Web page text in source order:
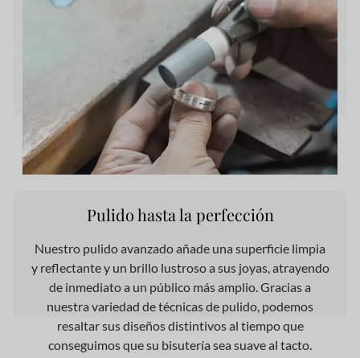
Pulido hasta la perfección
Nuestro pulido avanzado añade una superficie limpia
y reflectante y un brillo lustroso a sus joyas, atrayendo
de inmediato a un público más amplio. Gracias a
nuestra variedad de técnicas de pulido, podemos
resaltar sus diseños distintivos al tiempo que
conseguimos que su bisutería sea suave al tacto.